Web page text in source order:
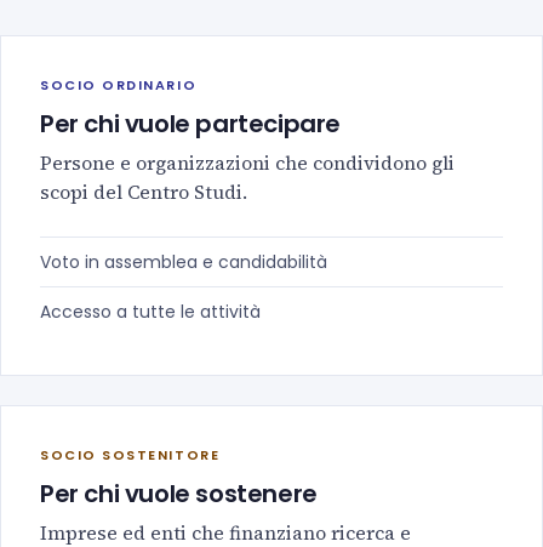
SOCIO ORDINARIO
Per chi vuole partecipare
Persone e organizzazioni che condividono gli
scopi del Centro Studi.
Voto in assemblea e candidabilità
Accesso a tutte le attività
SOCIO SOSTENITORE
Per chi vuole sostenere
Imprese ed enti che finanziano ricerca e